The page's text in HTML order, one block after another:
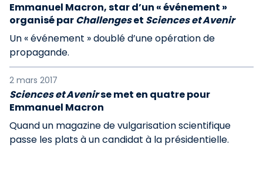
Emmanuel Macron, star d’un « événement »
organisé parChallengeset Sciences et Avenir
Un « événement » doublé d’une opération de
propagande.
2 mars 2017
Sciences et Avenirse met en quatre pour
Emmanuel Macron
Quand un magazine de vulgarisation scientifique
passe les plats à un candidat à la présidentielle.